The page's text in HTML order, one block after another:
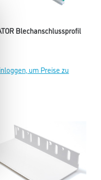
Blechanschlussprofil
um Preise zu